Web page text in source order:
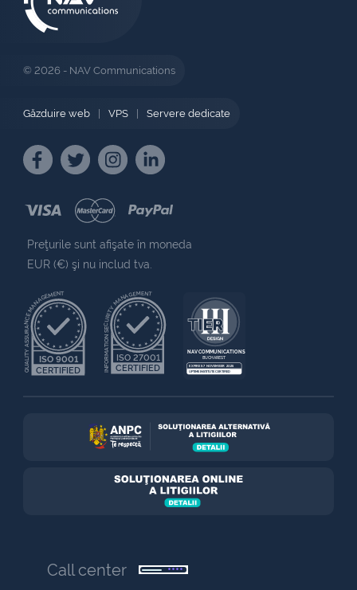
© 2026 - NAV Communications
Găzduire web VPS Servere dedicate
Preţurile sunt afişate în moneda
EUR (€) şi nu includ tva.
ISO 9001
QUALITY ASSURANCE MANAGEMENT
CERTIFIED
ISO 27001
INFORMATION SECURITY MANAGEMENT
CERTIFIED
NAV COMMUNICATIONS
BUCHAREST
EXPIRES 7 NOVEMBER 2025
UPTIME INSTITUTE CERTIFIED
Call center